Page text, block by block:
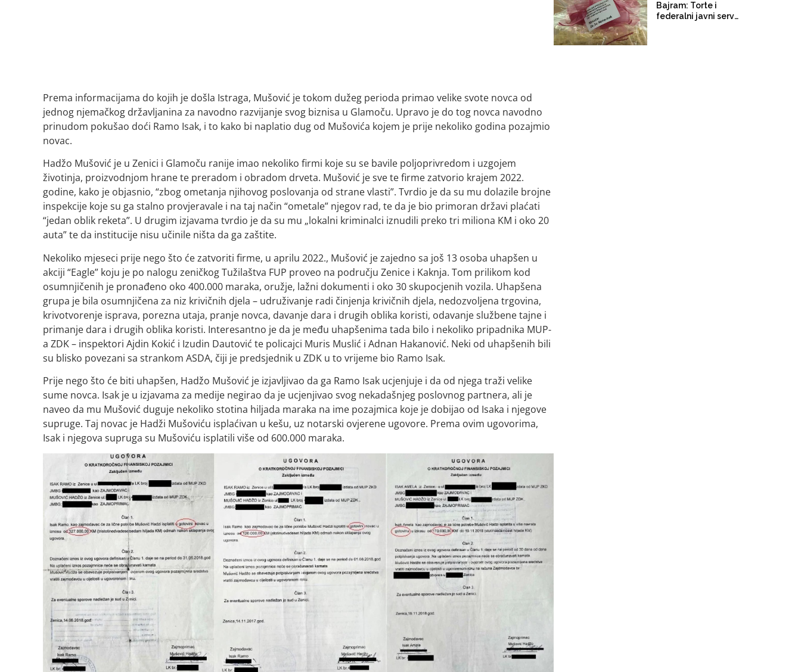
Prema informacijama do kojih je došla Istraga, Mušović je tokom dužeg perioda primao velike svote novca od
jednog njemačkog državljanina za navodno razvijanje svog biznisa u Glamoču. Upravo je do tog novca navodno
prinudom pokušao doći Ramo Isak, i to kako bi naplatio dug od Mušovića kojem je prije nekoliko godina pozajmio
novac.
Hadžo Mušović je u Zenici i Glamoču ranije imao nekoliko firmi koje su se bavile poljoprivredom i uzgojem
životinja, proizvodnjom hrane te preradom i obradom drveta. Mušović je sve te firme zatvorio krajem 2022.
godine, kako je objasnio, “zbog ometanja njihovog poslovanja od strane vlasti”. Tvrdio je da su mu dolazile brojne
inspekcije koje su ga stalno provjeravale i na taj način “ometale” njegov rad, te da je bio primoran državi plaćati
“jedan oblik reketa”. U drugim izjavama tvrdio je da su mu „lokalni kriminalci iznudili preko tri miliona KM i oko 20
auta” te da institucije nisu učinile ništa da ga zaštite.
Nekoliko mjeseci prije nego što će zatvoriti firme, u aprilu 2022., Mušović je zajedno sa još 13 osoba uhapšen u
akciji “Eagle” koju je po nalogu zeničkog Tužilaštva FUP proveo na području Zenice i Kaknja. Tom prilikom kod
osumnjičenih je pronađeno oko 400.000 maraka, oružje, lažni dokumenti i oko 30 skupocjenih vozila. Uhapšena
grupa je bila osumnjičena za niz krivičnih djela – udruživanje radi činjenja krivičnih djela, nedozvoljena trgovina,
krivotvorenje isprava, porezna utaja, pranje novca, davanje dara i drugih oblika koristi, odavanje službene tajne i
primanje dara i drugih oblika koristi. Interesantno je da je među uhapšenima tada bilo i nekoliko pripadnika MUP-
a ZDK – inspektori Ajdin Kokić i Izudin Dautović te policajci Muris Muslić i Adnan Hakanović. Neki od uhapšenih bili
su blisko povezani sa strankom ASDA, čiji je predsjednik u ZDK u to vrijeme bio Ramo Isak.
Prije nego što će biti uhapšen, Hadžo Mušović je izjavljivao da ga Ramo Isak ucjenjuje i da od njega traži velike
sume novca. Isak je u izjavama za medije negirao da je ucjenjivao svog nekadašnjeg poslovnog partnera, ali je
naveo da mu Mušović duguje nekoliko stotina hiljada maraka na ime pozajmica koje je dobijao od Isaka i njegove
supruge. Taj novac je Hadži Mušoviću isplaćivan u kešu, uz notarski ovjerene ugovore. Prema ovim ugovorima,
Isak i njegova supruga su Mušoviću isplatili više od 600.000 maraka.
Bajram: Torte i
federalni javni servis u